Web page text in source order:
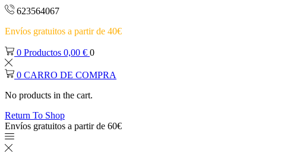
623564067
Envíos gratuitos a partir de 40€
0 Productos 0,00 € 0
0 CARRO DE COMPRA
No products in the cart.
Return To Shop
Envíos gratuitos a partir de 60€